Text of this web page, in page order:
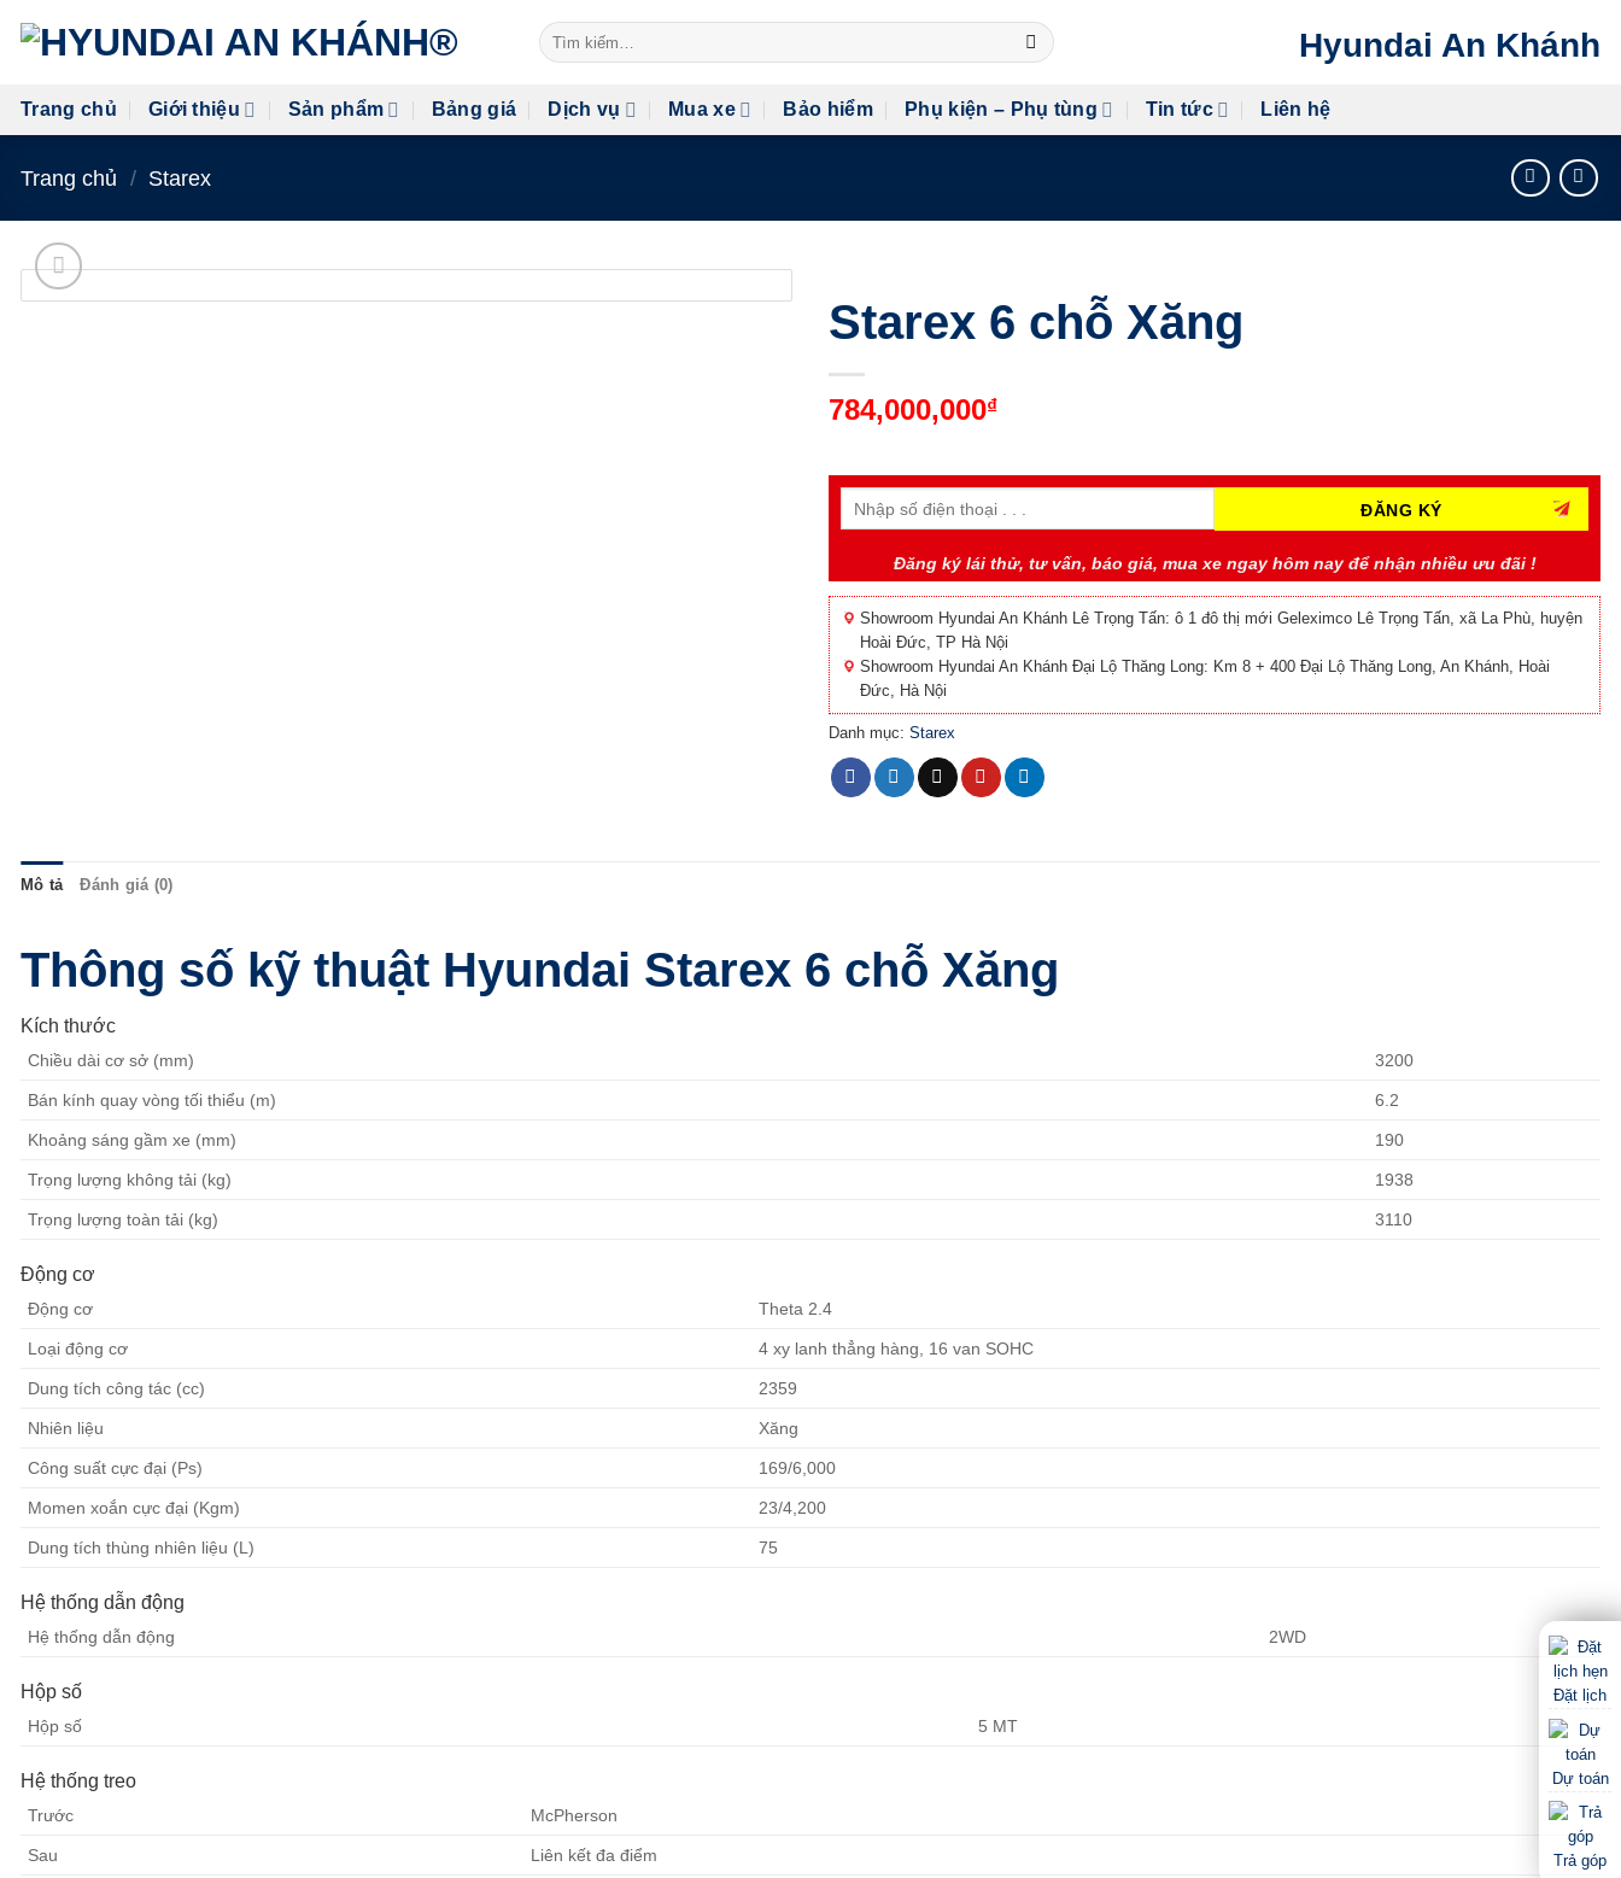
Tìm
kiếm:
Hyundai An Khánh
Trang chủ Giới thiệu Sản phẩm Bảng giá Dịch vụ Mua xe Bảo hiểm Phụ kiện – Phụ tùng Tin tức Liên hệ
Trang chủ / Starex
Starex 6 chỗ Xăng
784,000,000₫
Đăng ký lái thử, tư vấn, báo giá, mua xe ngay hôm nay để nhận nhiều ưu đãi !
Showroom Hyundai An Khánh Lê Trọng Tấn: ô 1 đô thị mới Geleximco Lê Trọng Tấn, xã La Phù, huyện
Hoài Đức, TP Hà Nội
Showroom Hyundai An Khánh Đại Lộ Thăng Long: Km 8 + 400 Đại Lộ Thăng Long, An Khánh, Hoài
Đức, Hà Nội
Danh mục: Starex
Mô tả Đánh giá (0)
Thông số kỹ thuật Hyundai Starex 6 chỗ Xăng
Kích thước
Chiều dài cơ sở (mm) 3200
Bán kính quay vòng tối thiểu (m) 6.2
Khoảng sáng gầm xe (mm) 190
Trọng lượng không tải (kg) 1938
Trọng lượng toàn tải (kg) 3110
Động cơ
Động cơ Theta 2.4
Loại động cơ 4 xy lanh thẳng hàng, 16 van SOHC
Dung tích công tác (cc) 2359
Nhiên liệu Xăng
Công suất cực đại (Ps) 169/6,000
Momen xoắn cực đại (Kgm) 23/4,200
Dung tích thùng nhiên liệu (L) 75
Hệ thống dẫn động
Hệ thống dẫn động 2WD
Hộp số
Hộp số 5 MT
Hệ thống treo
Trước McPherson
Sau Liên kết đa điểm
Đặt lịch
Dự toán
Trả góp